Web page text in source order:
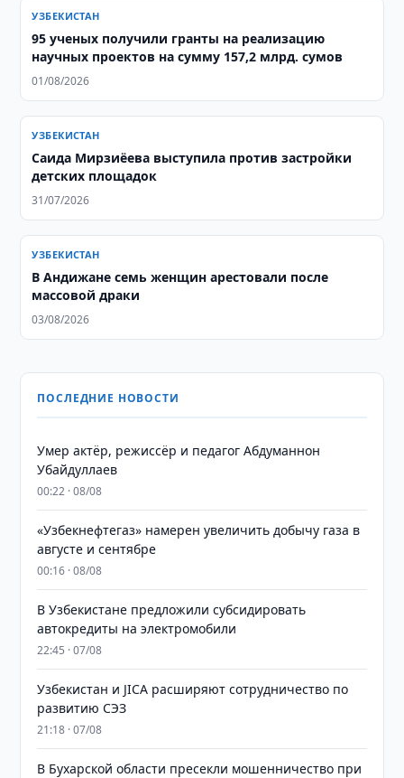
УЗБЕКИСТАН
95 ученых получили гранты на реализацию
научных проектов на сумму 157,2 млрд. сумов
01/08/2026
УЗБЕКИСТАН
Саида Мирзиёева выступила против застройки
детских площадок
31/07/2026
УЗБЕКИСТАН
В Андижане семь женщин арестовали после
массовой драки
03/08/2026
ПОСЛЕДНИЕ НОВОСТИ
Умер актёр, режиссёр и педагог Абдуманнон
Убайдуллаев
00:22 · 08/08
«Узбекнефтегаз» намерен увеличить добычу газа в
августе и сентябре
00:16 · 08/08
В Узбекистане предложили субсидировать
автокредиты на электромобили
22:45 · 07/08
Узбекистан и JICA расширяют сотрудничество по
развитию СЭЗ
21:18 · 07/08
В Бухарской области пресекли мошенничество при